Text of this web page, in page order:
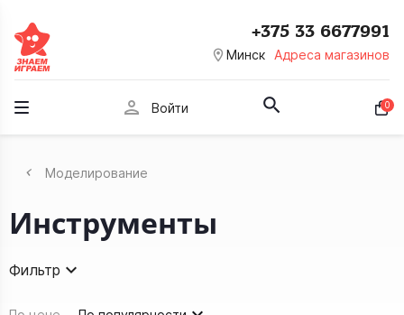
room Минск Адреса магазинов
+375 33 6677991
person Войти 0
Моделирование
Инструменты
Фильтр